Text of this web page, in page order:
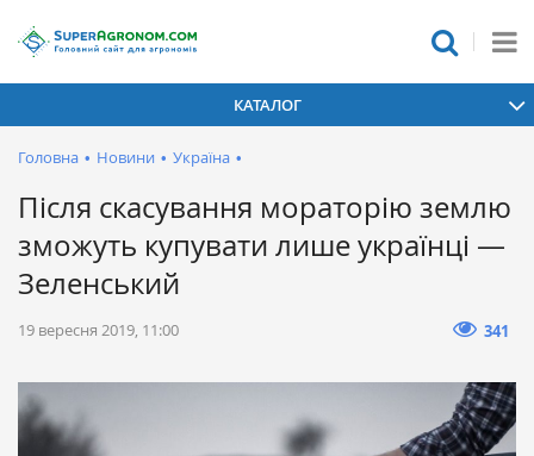
КАТАЛОГ
Головна • Новини • Україна •
Після скасування мораторію землю
зможуть купувати лише українці —
Зеленський
19 вересня 2019, 11:00 341